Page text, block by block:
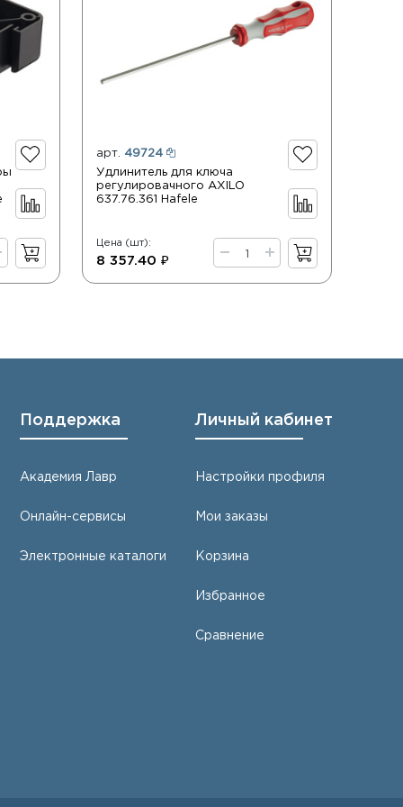
арт.
49724
Удлинитель для ключа
регулировачного AXILO
637.76.361 Hafele
Цена (шт):
8 357.40 ₽
Поддержка
Академия Лавр
Онлайн-сервисы
Электронные каталоги
Личный кабинет
Настройки профиля
Мои заказы
Корзина
Избранное
Сравнение